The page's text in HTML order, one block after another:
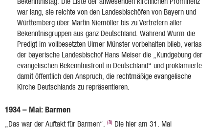
war lang, sie reichte von den Landesbischöfen von Bayern und
Württemberg über Martin Niemöller bis zu Vertretern aller
Bekenntnisgruppen aus ganz Deutschland. Während Wurm die
Predigt im vollbesetzten Ulmer Münster vorbehalten blieb, verlas
der bayerische Landesbischof Hans Meiser die „Kundgebung der
evangelischen Bekenntnisfront in Deutschland“ und proklamierte
damit öffentlich den Anspruch, die rechtmäßige evangelische
Kirche Deutschlands zu repräsentieren.
1934 – Mai: Barmen
„Das war der Auftakt für Barmen“. (8) Die hier am 31. Mai